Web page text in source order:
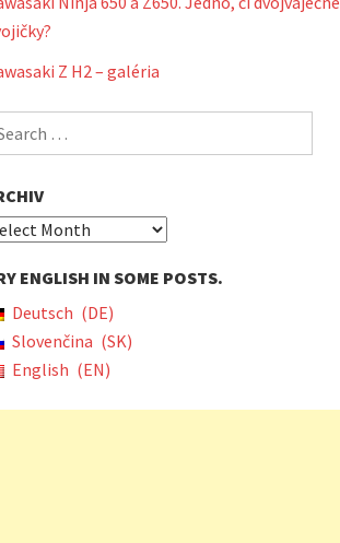
Z H2 – galéria
ENGLISH IN SOME POSTS.
Deutsch
DE
Slovenčina
SK
English
EN